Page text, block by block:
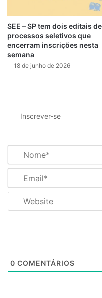
SEE – SP tem dois editais de
processos seletivos que
encerram inscrições nesta
semana
18 de junho de 2026
Inscrever-se
0 COMENTÁRIOS